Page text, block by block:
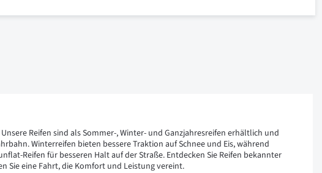
Reifen sind als Sommer-, Winter- und Ganzjahresreifen erhältlich und
Winterreifen bieten bessere Traktion auf Schnee und Eis, während
Reifen für besseren Halt auf der Straße. Entdecken Sie Reifen bekannter
Sie eine Fahrt, die Komfort und Leistung vereint.